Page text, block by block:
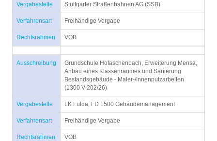
Vergabestelle Stuttgarter Straßenbahnen AG (SSB)
Verfahrensart Freihändige Vergabe
Rechtsrahmen VOB
Ausschreibung
Grundschule Hofaschenbach, Erweiterung Mensa,
Anbau eines Klassenraumes und Sanierung
Bestandsgebäude - Maler-/Innenputzarbeiten
(1300 V 202/26)
Vergabestelle LK Fulda, FD 1500 Gebäudemanagement
Verfahrensart Freihändige Vergabe
Rechtsrahmen VOB